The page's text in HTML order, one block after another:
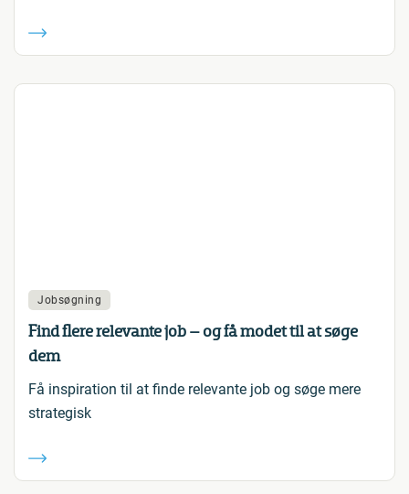
Jobsøgning
Find flere relevante job – og få modet til at søge
dem
Få inspiration til at finde relevante job og søge mere
strategisk